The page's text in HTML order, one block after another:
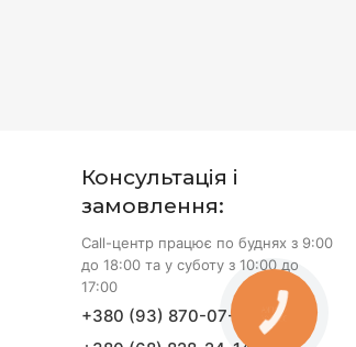
Консультація і
замовлення:
Call-центр працює по буднях з 9:00
до 18:00 та у суботу з 10:00 до
17:00
+380 (93) 870-07-50
КНОПКА
ЗВ'ЯЗКУ